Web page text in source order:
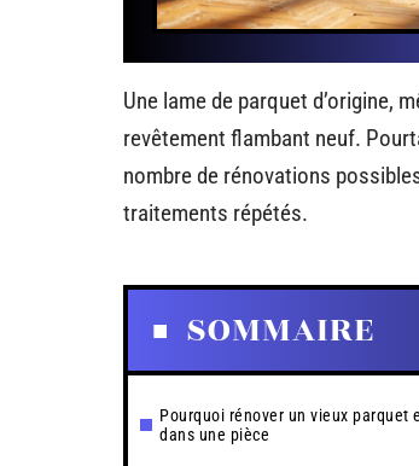
Une lame de parquet d’origine,
revêtement flambant neuf.
nombre de rénovations
traitements répétés.
SOMMAIRE
Pourquoi rénover un vieux parquet
dans une pièce